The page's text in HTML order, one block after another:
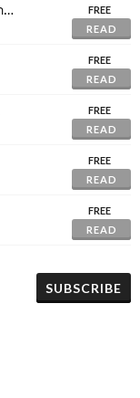
The roadside life lesson ขีดเขียนปรัชญาชีวิต ไปกับ “อาทิตย์ สุริยะ”
FREE
READ
FREE
READ
FREE
READ
FREE
READ
FREE
READ
SUBSCRIBE